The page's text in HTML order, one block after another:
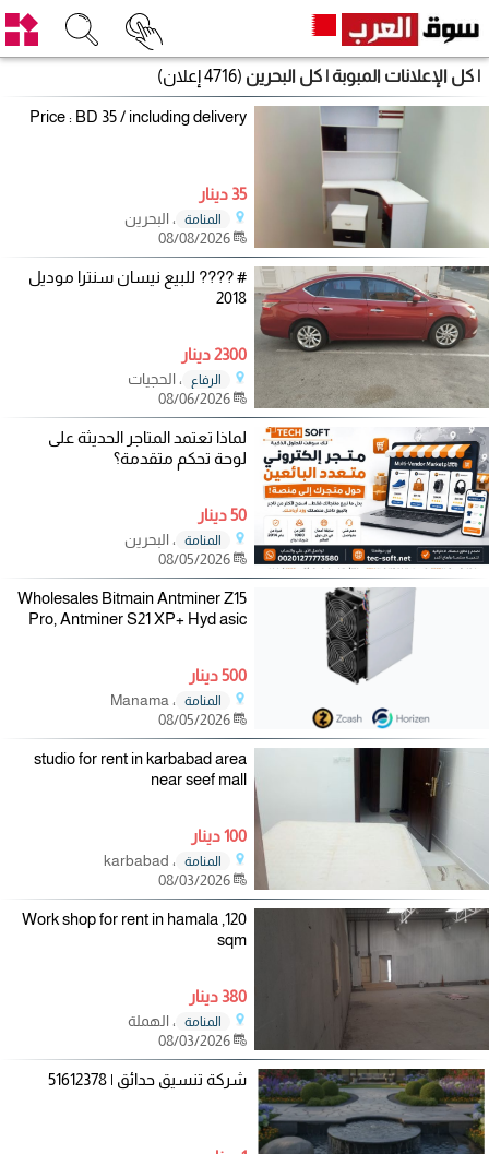
| كل الإعلانات المبوبة | كل البحرين (4716 إعلان)
Price : BD 35 / including delivery
35 دينار
المنامة
، البحرين
08/08/2026
# ???? للبيع نيسان سنترا موديل
2018
2300 دينار
الرفاع
، الحجيات
08/06/2026
لماذا تعتمد المتاجر الحديثة على
لوحة تحكم متقدمة؟
50 دينار
المنامة
، البحرين
08/05/2026
Wholesales Bitmain Antminer Z15
Pro, Antminer S21 XP+ Hyd asic
500 دينار
المنامة
، Manama
08/05/2026
studio for rent in karbabad area
near seef mall
100 دينار
المنامة
، karbabad
08/03/2026
Work shop for rent in hamala ,120
sqm
380 دينار
المنامة
، الهملة
08/03/2026
شركة تنسيق حدائق | 51612378